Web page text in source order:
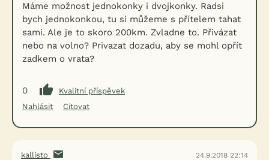
Máme možnost jednokonky i dvojkonky. Radsi
bych jednokonkou, tu si můžeme s přítelem tahat
sami. Ale je to skoro 200km. Zvladne to. Přivázat
nebo na volno? Privazat dozadu, aby se mohl opřít
zadkem o vrata?
0
Kvalitní příspěvek
Nahlásit
Citovat
kallisto 24.9.2018 22:14